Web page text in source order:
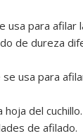
para afilar
de dureza
usa para
del
de afilado.